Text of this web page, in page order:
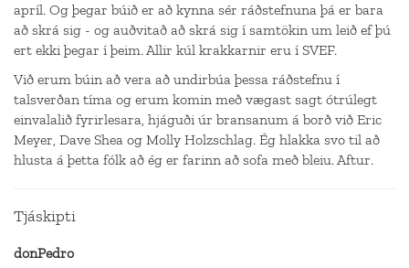
apríl. Og þegar búið er að kynna sér ráðstefnuna þá er bara
að skrá sig - og auðvitað að skrá sig í samtökin um leið ef þú
ert ekki þegar í þeim. Allir kúl krakkarnir eru í SVEF.
Við erum búin að vera að undirbúa þessa ráðstefnu í
talsverðan tíma og erum komin með vægast sagt ótrúlegt
einvalalið fyrirlesara, hjáguði úr bransanum á borð við Eric
Meyer, Dave Shea og Molly Holzschlag. Ég hlakka svo til að
hlusta á þetta fólk að ég er farinn að sofa með bleiu. Aftur.
Tjáskipti
donPedro